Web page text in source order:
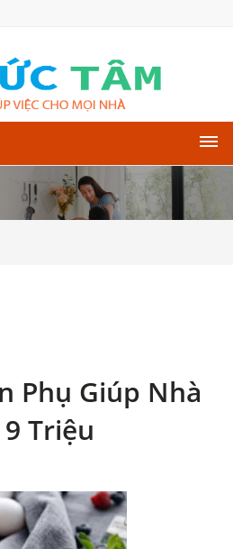
Phụ Giúp Nhà
Triệu